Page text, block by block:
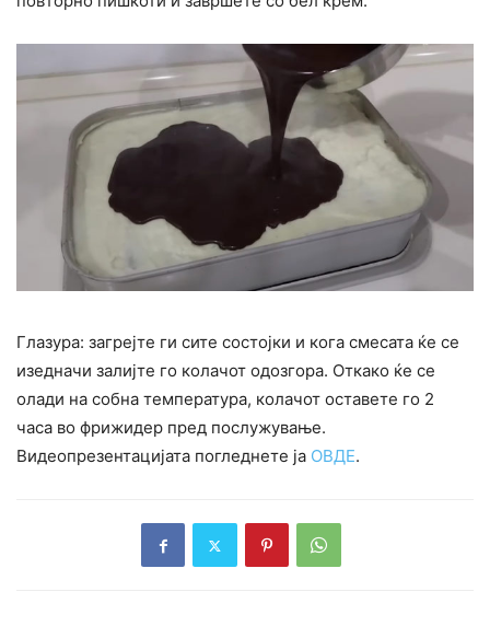
Глазура: загрејте ги сите состојки и кога смесата ќе се
изедначи залијте го колачот одозгора. Откако ќе се
олади на собна температура, колачот оставете го 2
часа во фрижидер пред послужување.
Видеопрезентацијата погледнете ја ОВДЕ.